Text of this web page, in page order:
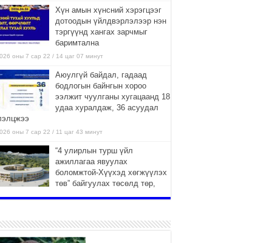
Хүн амын хүнсний хэрэгцээг
дотоодын үйлдвэрлэлээр нэн
тэргүүнд хангах зарчмыг
баримтална
оны 7 сар 22 / 14 цаг 07 минут
Аюулгүй байдал, гадаад
бодлогын байнгын хороо
ээлжит чуулганы хугацаанд 18
удаа хуралдаж, 36 асуудал
оны 7 сар 22 / 11 цаг 43 минут
“4 улирлын турш үйл
ажиллагаа явуулах
боломжтой-Хүүхэд хөгжүүлэх
төв” байгуулах төсөлд төр,
Б.Пүрэвдагва: “Урт цагаан”-ыг